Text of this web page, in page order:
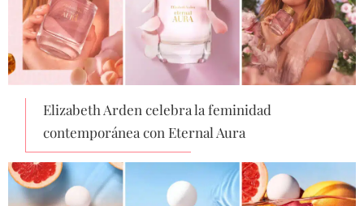
Elizabeth Arden celebra la feminidad
contemporánea con Eternal Aura